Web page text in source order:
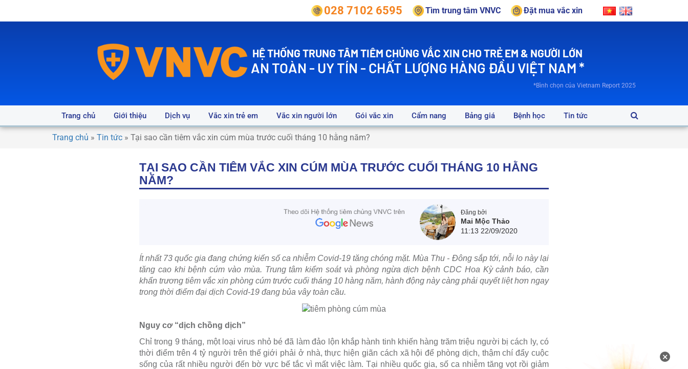
028 7102 6595 Tìm trung tâm VNVC Đặt mua vắc xin
HỆ THỐNG TRUNG TÂM TIÊM CHỦNG VẮC XIN CHO TRẺ EM & NGƯỜI LỚN
AN TOÀN - UY TÍN - CHẤT LƯỢNG HÀNG ĐẦU VIỆT NAM *
*Bình chọn của Vietnam Report 2025
Trang chủ Giới thiệu Dịch vụ Vắc xin trẻ em Vắc xin người lớn Gói vắc xin Cẩm nang Bảng giá Bệnh học Tin tức
Trang chủ » Tin tức » Tại sao cần tiêm vắc xin cúm mùa trước cuối tháng 10 hằng năm?
TẠI SAO CẦN TIÊM VẮC XIN CÚM MÙA TRƯỚC CUỐI THÁNG 10 HẰNG
NĂM?
Đăng bởi
Mai Mộc Thảo
11:13 22/09/2020
Ít nhất 73 quốc gia đang chứng kiến số ca nhiễm Covid-19 tăng chóng mặt. Mùa Thu - Đông sắp tới, nỗi lo này lại
tăng cao khi bệnh cúm vào mùa. Trung tâm kiểm soát và phòng ngừa dịch bệnh CDC Hoa Kỳ cảnh báo, cần
khẩn trương tiêm vắc xin phòng cúm trước cuối tháng 10 hàng năm, hành động này càng phải quyết liệt hơn ngay
trong thời điểm đại dịch Covid-19 đang bủa vây toàn cầu.
Nguy cơ “dịch chồng dịch”
Chỉ trong 9 tháng, một loại virus nhỏ bé đã làm đảo lộn khắp hành tinh khiến hàng trăm triệu người bị cách ly, có
thời điểm trên 4 tỷ người trên thế giới phải ở nhà, thực hiện giãn cách xã hội để phòng dịch, thậm chí đẩy cuộc
sống của rất nhiều người đến bờ vực bế tắc vì mất việc làm. Tại nhiều quốc gia, số ca nhiễm tăng vọt rồi giảm
×